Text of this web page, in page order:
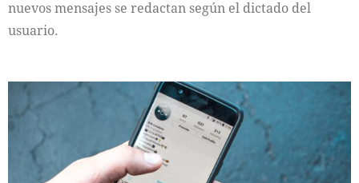
nuevos mensajes se redactan según el dictado del
usuario.